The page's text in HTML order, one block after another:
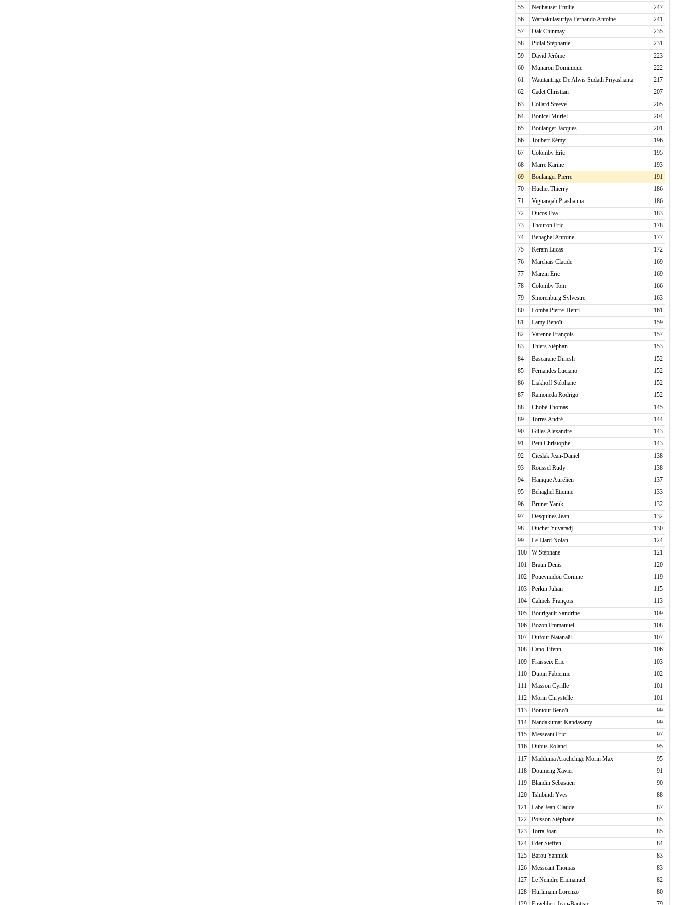
55
Neuhauser Emilie
247
56
Warnakulasuriya Fernando Antoine
241
57
Oak Chinmay
235
58
Pidial Stéphanie
231
59
David Jérôme
223
60
Munaron Dominique
222
61
Watutantrige De Alwis Sudath Priyashanta
217
62
Cadet Christian
207
63
Collard Steeve
205
64
Bonicel Muriel
204
65
Boulanger Jacques
201
66
Toubert Rémy
196
67
Colomby Eric
195
68
Marre Karine
193
69
Boulanger Pierre
191
70
Huchet Thierry
186
71
Vignarajah Prashanna
186
72
Ducos Eva
183
73
Thouron Eric
178
74
Behaghel Antoine
177
75
Keram Lucas
172
76
Marchais Claude
169
77
Marzin Eric
169
78
Colomby Tom
166
79
Smorenburg Sylvestre
163
80
Lomba Pierre-Henri
161
81
Lamy Benoît
159
82
Varenne François
157
83
Thiers Stéphan
153
84
Bascarane Dinesh
152
85
Fernandes Luciano
152
86
Liakhoff Stéphane
152
87
Ramoneda Rodrigo
152
88
Chobé Thomas
145
89
Torres André
144
90
Gilles Alexandre
143
91
Petit Christophe
143
92
Cieslak Jean-Daniel
138
93
Roussel Rudy
138
94
Hanique Aurélien
137
95
Behaghel Etienne
133
96
Brunet Yanik
132
97
Desquines Jean
132
98
Ducher Yuvaradj
130
99
Le Liard Nolan
124
100
W Stéphane
121
101
Braun Denis
120
102
Poueymidou Corinne
119
103
Perkin Julian
115
104
Calmels François
113
105
Bourigault Sandrine
109
106
Bozon Emmanuel
108
107
Dufour Natanaël
107
108
Cano Tifenn
106
109
Fraisseix Eric
103
110
Dupin Fabienne
102
111
Masson Cyrille
101
112
Morin Chrystelle
101
113
Bontout Benoît
99
114
Nandakumar Kandasamy
99
115
Messeant Eric
97
116
Dubus Roland
95
117
Madduma Arachchige Morin Max
95
118
Doumeng Xavier
91
119
Blandin Sébastien
90
120
Tshibindi Yves
88
121
Labe Jean-Claude
87
122
Poisson Stéphane
85
123
Torra Joan
85
124
Eder Steffen
84
125
Barou Yannick
83
126
Messeant Thomas
83
127
Le Neindre Emmanuel
82
128
Hürlimann Lorenzo
80